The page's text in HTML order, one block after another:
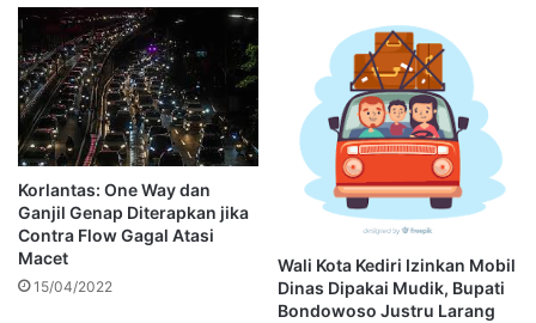
Korlantas: One Way dan
Ganjil Genap Diterapkan jika
Contra Flow Gagal Atasi
Macet
15/04/2022
Wali Kota Kediri Izinkan Mobil
Dinas Dipakai Mudik, Bupati
Bondowoso Justru Larang